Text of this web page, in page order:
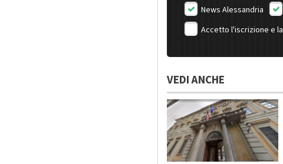
News Alessandria
Accetto l'iscrizione e la
VEDI ANCHE